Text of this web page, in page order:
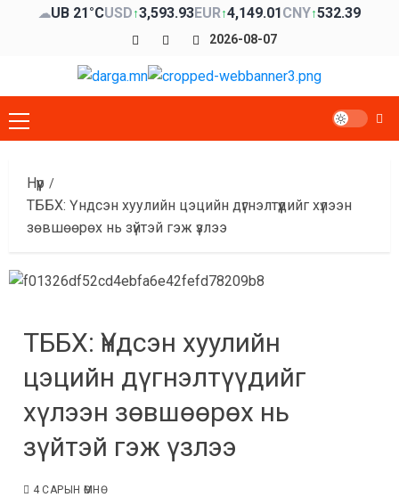
☁UB 21°CUSD↑3,593.93EUR↑4,149.01CNY↑532.39
Facebook
x Youtube
2026-08-07
Primary
Menu
Нүүр
ТББХ: Үндсэн хуулийн цэцийн дүгнэлтүүдийг хүлээн
зөвшөөрөх нь зүйтэй гэж үзлээ
ТББХ: Үндсэн хуулийн
цэцийн дүгнэлтүүдийг
хүлээн зөвшөөрөх нь
зүйтэй гэж үзлээ
4 САРЫН ӨМНӨ